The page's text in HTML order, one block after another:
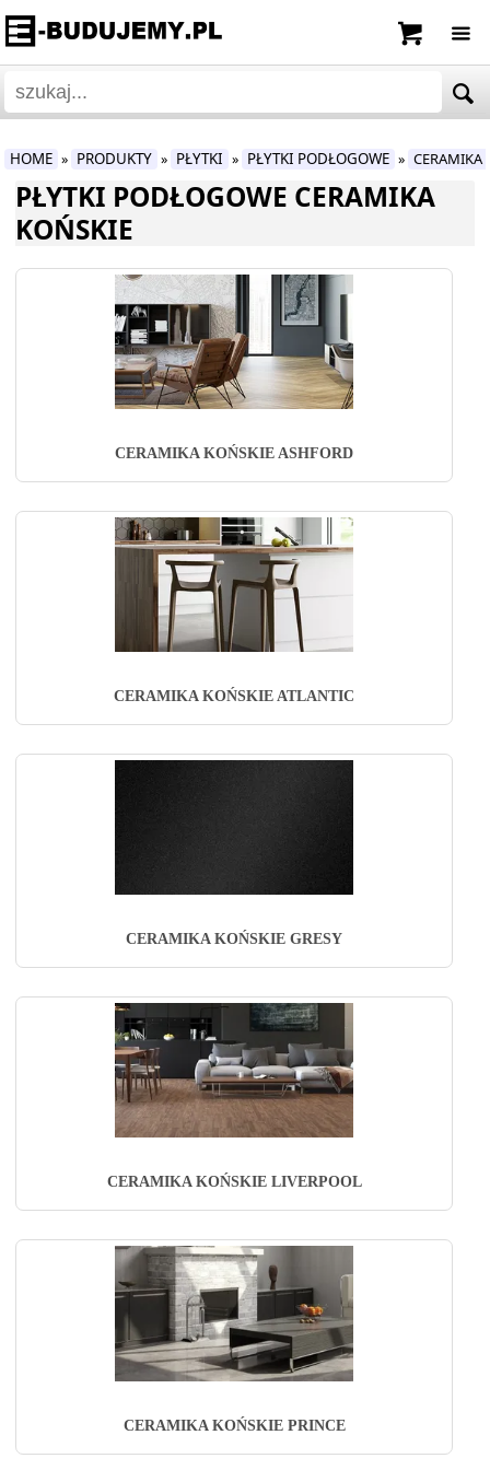
HOME » PRODUKTY » PŁYTKI » PŁYTKI PODŁOGOWE » CERAMIKA
PŁYTKI PODŁOGOWE CERAMIKA
KOŃSKIE
CERAMIKA KOŃSKIE ASHFORD
CERAMIKA KOŃSKIE ATLANTIC
CERAMIKA KOŃSKIE GRESY
CERAMIKA KOŃSKIE LIVERPOOL
CERAMIKA KOŃSKIE PRINCE